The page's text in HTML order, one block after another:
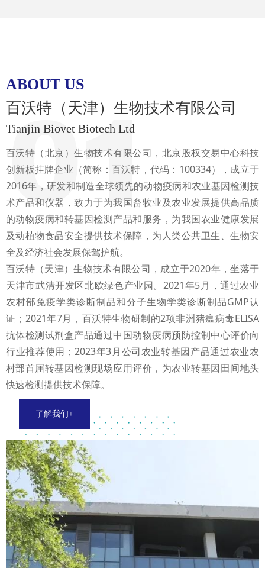
ABOUT US
百沃特（天津）生物技术有限公司
Tianjin Biovet Biotech Ltd
百沃特（北京）生物技术有限公司，北京股权交易中心科技
创新板挂牌企业（简称：百沃特，代码：100334），成立于
2016年，研发和制造全球领先的动物疫病和农业基因检测技
术产品和仪器，致力于为我国畜牧业及农业发展提供高品质
的动物疫病和转基因检测产品和服务，为我国农业健康发展
及动植物食品安全提供技术保障，为人类公共卫生、生物安
全及经济社会发展保驾护航。
百沃特（天津）生物技术有限公司，成立于2020年，坐落于
天津市武清开发区北欧绿色产业园。2021年5月，通过农业
农村部免疫学类诊断制品和分子生物学类诊断制品GMP认
证；2021年7月，百沃特生物研制的2项非洲猪瘟病毒ELISA
抗体检测试剂盒产品通过中国动物疫病预防控制中心评价向
行业推荐使用；2023年3月公司农业转基因产品通过农业农
村部首届转基因检测现场应用评价，为农业转基因田间地头
快速检测提供技术保障。
了解我们+